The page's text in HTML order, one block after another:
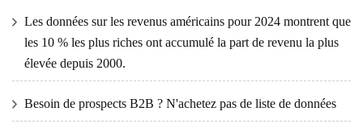
Les données sur les revenus américains pour 2024 montrent que
les 10 % les plus riches ont accumulé la part de revenu la plus
élevée depuis 2000.
Besoin de prospects B2B ? N'achetez pas de liste de données